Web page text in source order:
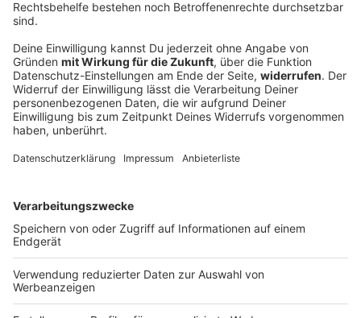
Fünf Schwerverletzte bei Verkehrsunfall bei
Straubing
Zwei Fahrer aus Tschechien sind in Ostbayern mit
ihren Fahrzeugen frontal zusammengestoßen. Ein
DEINE GEMERKTEN ARTIKEL
Du hast dir noch keine Artikel gemerkt
Markiere sie hierfür mit einem